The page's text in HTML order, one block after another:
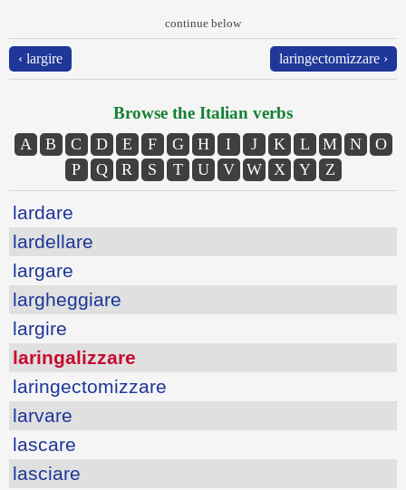
continue below
‹ largire laringectomizzare ›
Browse the Italian verbs
A B C D E F G H I J K L M N
O
P
Q R S T U V W X Y Z
lardare
lardellare
largare
largheggiare
largire
laringalizzare
laringectomizzare
larvare
lascare
lasciare